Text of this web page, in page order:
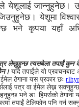
जान्नुहुनेछ।
येशूमा
भने कृपया यहाँ
लेख्नुहुन्छ त्यसबेला तपाईं
यदि तपाईंले यो प्रवचनबाट
ईमेल ठेगाना यस प्रकार छः
पत्र वा ईमेल लेख्न
भने डा. हिमर्सको
तपाईं टेलिफोन पनि गर्न